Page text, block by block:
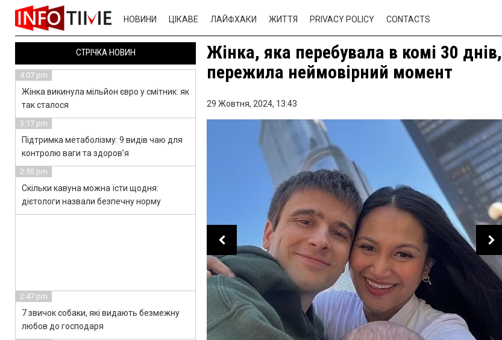
НОВИНИ ЦІКАВЕ ЛАЙФХАКИ ЖИТТЯ PRIVACY POLICY CONTACTS
Жінка, яка перебувала в комі 30 днів,
пережила неймовірний момент
29 Жовтня, 2024, 13:43
СТРІЧКА НОВИН
4:07 pm
Жінка викинула мільйон євро у смітник: як
так сталося
3:17 pm
Підтримка метаболізму: 9 видів чаю для
контролю ваги та здоров’я
2:55 pm
Скільки кавуна можна їсти щодня:
дієтологи назвали безпечну норму
2:47 pm
7 звичок собаки, які видають безмежну
любов до господаря